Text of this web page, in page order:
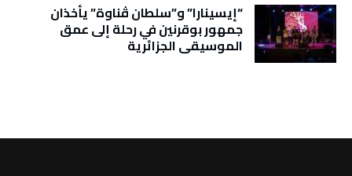
“إيسينارا” و”سلطان ڤناوة” يأخذان
جمهور بوقرنين في رحلة إلى عمق
الموسيقى الجزائرية